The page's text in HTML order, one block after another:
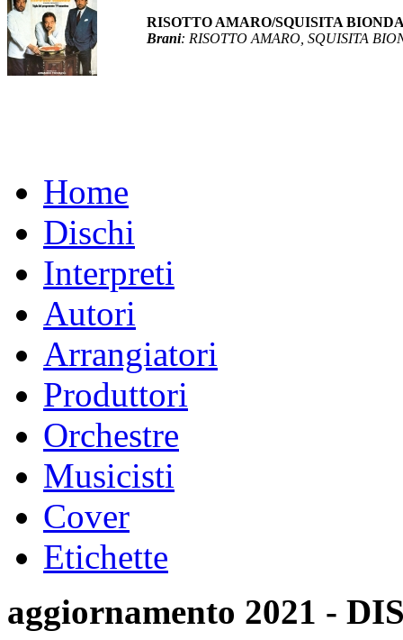
RISOTTO AMARO/SQUISITA
Brani: RISOTTO AMARO, SQUISITA
Home
Dischi
Interpreti
Autori
Arrangiatori
Produttori
Orchestre
Musicisti
Cover
Etichette
aggiornamento 2021 -